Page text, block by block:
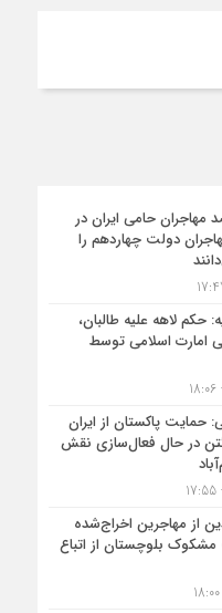
۸۶ درصد مهاجران حامی ایران در
مهاجران دولت چهاردهم را
حکم لاهه علیه طالبان،
امارت اسلامی توسط
حمایت پاکستان از ایران
در حال فعال‌سازی نقش
از مهاجرین اخراج‌شده
مشکوک بلوچستان از اتباع